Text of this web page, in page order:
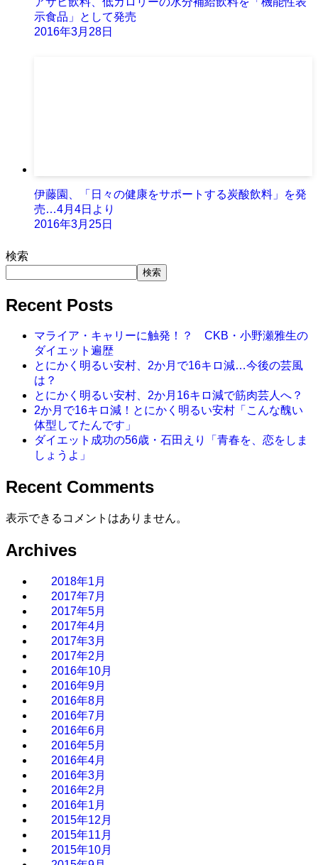
示食品」として発売
2016年3月28日
伊藤園、「日々の健康をサポートする炭酸飲料」を発
売…4月4日より
2016年3月25日
検索
検索
Recent Posts
マライア・キャリーに触発！？ CKB・小野瀬雅生の
ダイエット遍歴
とにかく明るい安村、2か月で16キロ減…今後の芸風
は？
とにかく明るい安村、2か月16キロ減で筋肉芸人へ？
2か月で16キロ減！とにかく明るい安村「こんな醜い
体型してたんです」
ダイエット成功の56歳・石田えり「青春を、恋をしま
しょうよ」
Recent Comments
表示できるコメントはありません。
Archives
2018年1月
2017年7月
2017年5月
2017年4月
2017年3月
2017年2月
2016年10月
2016年9月
2016年8月
2016年7月
2016年6月
2016年5月
2016年4月
2016年3月
2016年2月
2016年1月
2015年12月
2015年11月
2015年10月